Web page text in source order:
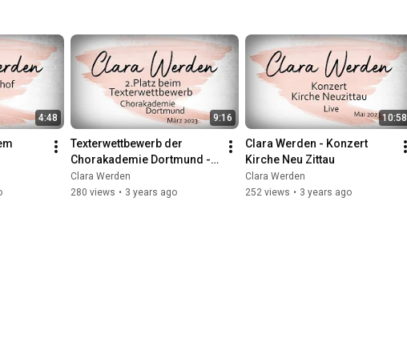
ihrer Kunst, in ihren Konzerten. Wer mehr wissen will, darf sich
eingeladen fühlen.
Kontakt: kontakt@clara.jetzt
www.clara.jetzt
www.clara-werden.de
4:48 9:16
Texterwettbewerb der
Chorakademie Dortmund -
2.Platz für Clara Werden
Clara Werden
280 views • 3 years ago
10:58
Clara Werden - Konzert
Kirche Neu Zittau
Clara Werden
252 views • 3 years ago